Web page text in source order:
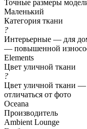
Точные размеры
Маленький
Категория ткани
?
Интерьерные — для
— повышенной
Elements
Цвет уличной ткани
?
Цвет уличной ткани —
отличаться от фото
Oceana
Производитель
Ambient Lounge